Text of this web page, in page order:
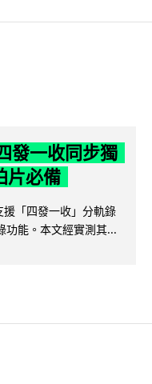
發一收同步獨
片必備
「四發一收」分軌錄
能。本文經實測其...